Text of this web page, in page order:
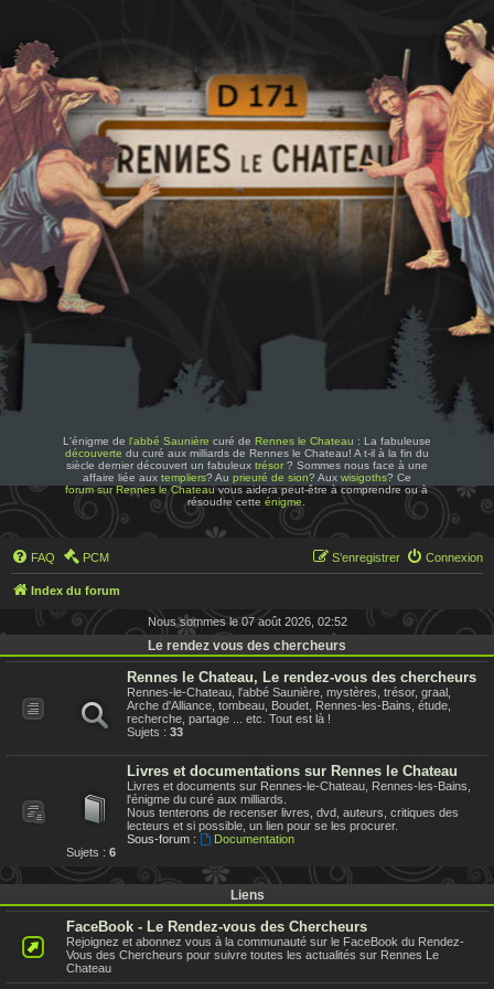
L'énigme de l'abbé Saunière curé de Rennes le Chateau : La fabuleuse
découverte du curé aux milliards de Rennes le Chateau! A t-il à la fin du
siècle dernier découvert un fabuleux trésor? Sommes nous face à une
affaire liée aux templiers? Au prieuré de sion? Aux wisigoths? Ce
forum sur Rennes le Chateauvous aidera peut-être à comprendre ou à
résoudre cetteénigme
FAQ PCM Connexion
S’enregistrer
Index du forum
Nous sommes le 07 août 2026, 02:52
Le rendez vous des chercheurs
Rennes le Chateau, Le rendez-vous des chercheurs
Rennes-le-Chateau, l'abbé Saunière, mystères, trésor, graal,
Arche d'Alliance, tombeau, Boudet, Rennes-les-Bains, étude,
recherche, partage ... etc. Tout est là !
Sujets : 33
Livres et documentations sur Rennes le Chateau
Livres et documents sur Rennes-le-Chateau, Rennes-les-Bains,
l'énigme du curé aux milliards.
Nous tenterons de recenser livres, dvd, auteurs, critiques des
lecteurs et si possible, un lien pour se les procurer.
Sous-forum :
Documentation
Sujets : 6
Liens
FaceBook - Le Rendez-vous des Chercheurs
Rejoignez et abonnez vous à la communauté sur le FaceBook du Rendez-
Vous des Chercheurs pour suivre toutes les actualités sur Rennes Le
Chateau